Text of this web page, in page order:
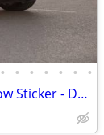
• • • • • • •
2019 Range Rover Full Size - $130k Window Sticker - Dealer Serviced